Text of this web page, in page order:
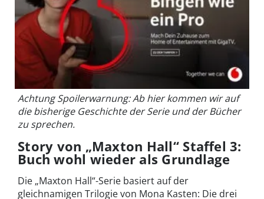
Achtung Spoilerwarnung: Ab hier kommen wir auf
die bisherige Geschichte der Serie und der Bücher
zu sprechen.
Story von „Maxton Hall“ Staffel 3:
Buch wohl wieder als Grundlage
Die „Maxton Hall“-Serie basiert auf der
gleichnamigen Trilogie von Mona Kasten: Die drei